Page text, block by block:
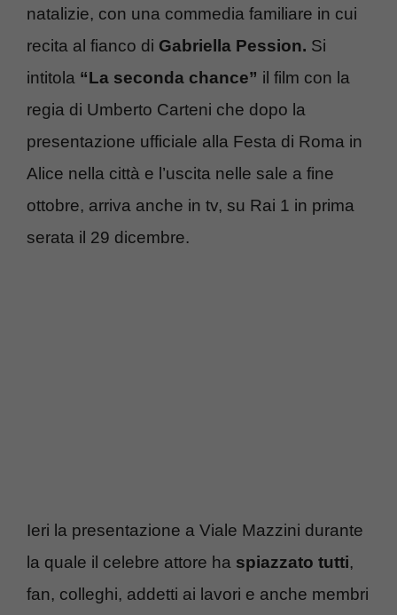
natalizie, con una commedia familiare in cui
recita al fianco di Gabriella Pession. Si
intitola “La seconda chance” il film con la
regia di Umberto Carteni che dopo la
presentazione ufficiale alla Festa di Roma in
Alice nella città e l’uscita nelle sale a fine
ottobre, arriva anche in tv, su Rai 1 in prima
serata il 29 dicembre.
Ieri la presentazione a Viale Mazzini durante
la quale il celebre attore ha spiazzato tutti,
fan, colleghi, addetti ai lavori e anche membri